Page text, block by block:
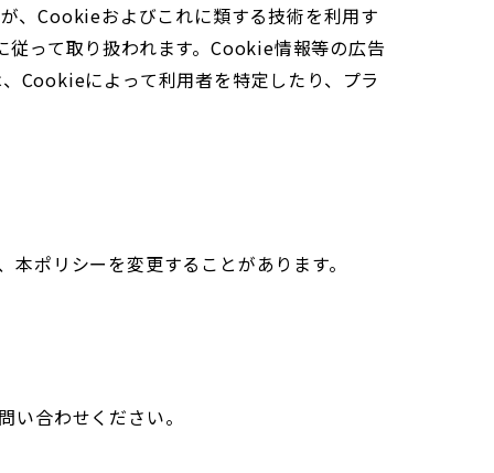
、Cookieおよびこれに類する技術を利用す
って取り扱われます。Cookie情報等の広告
Cookieによって利用者を特定したり、プラ
ポリシーを変更することがあります。
合わせください。